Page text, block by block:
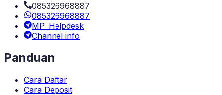
085326968887
085326968887
MP_Helpdesk
Channel info
Panduan
Cara Daftar
Cara Deposit